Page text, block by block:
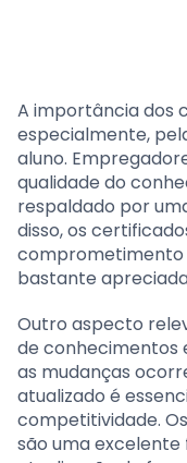
A importância dos
especialmente,
aluno.
qualidade do
respaldado por
disso, os
comprometimento
bastante
Outro aspecto
de conhecimentos
as mudanças
atualizado é
competitividade.
são uma